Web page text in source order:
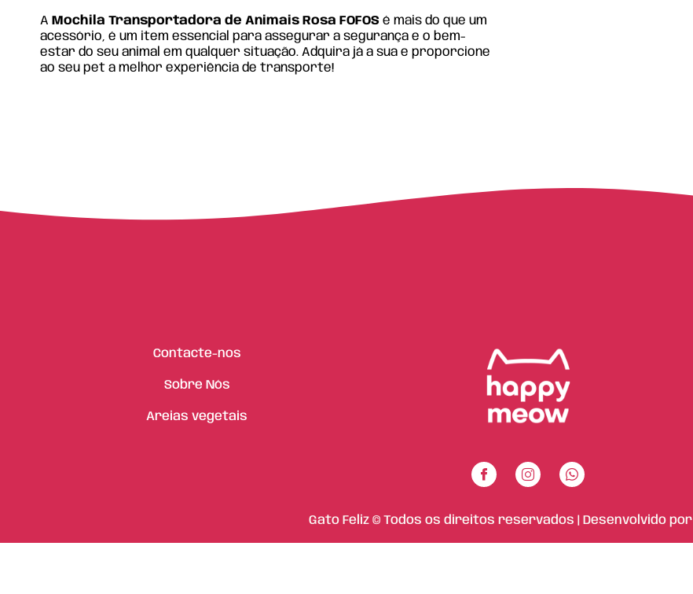
A Mochila Transportadora de Animais Rosa FOFOS é mais do que um
acessório, é um item essencial para assegurar a segurança e o bem-
estar do seu animal em qualquer situação. Adquira já a sua e proporcione
ao seu pet a melhor experiência de transporte!
Contacte-nos
Sobre Nós
Areias vegetais
Gato Feliz © Todos os direitos reservados | Desenvolvido por